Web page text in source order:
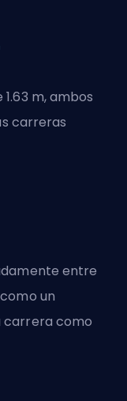
m, ambos
carreras
entre
un
carrera como